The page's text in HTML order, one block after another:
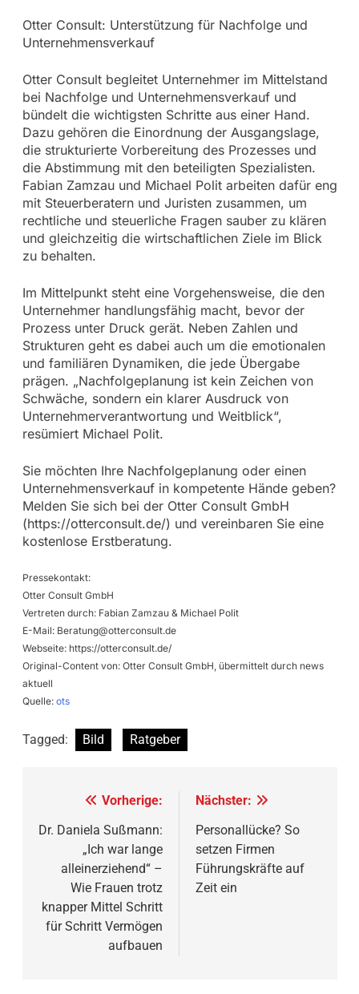
Otter Consult: Unterstützung für Nachfolge und
Unternehmensverkauf
Otter Consult begleitet Unternehmer im Mittelstand
bei Nachfolge und Unternehmensverkauf und
bündelt die wichtigsten Schritte aus einer Hand.
Dazu gehören die Einordnung der Ausgangslage,
die strukturierte Vorbereitung des Prozesses und
die Abstimmung mit den beteiligten Spezialisten.
Fabian Zamzau und Michael Polit arbeiten dafür eng
mit Steuerberatern und Juristen zusammen, um
rechtliche und steuerliche Fragen sauber zu klären
und gleichzeitig die wirtschaftlichen Ziele im Blick
zu behalten.
Im Mittelpunkt steht eine Vorgehensweise, die den
Unternehmer handlungsfähig macht, bevor der
Prozess unter Druck gerät. Neben Zahlen und
Strukturen geht es dabei auch um die emotionalen
und familiären Dynamiken, die jede Übergabe
prägen. „Nachfolgeplanung ist kein Zeichen von
Schwäche, sondern ein klarer Ausdruck von
Unternehmerverantwortung und Weitblick“,
resümiert Michael Polit.
Sie möchten Ihre Nachfolgeplanung oder einen
Unternehmensverkauf in kompetente Hände geben?
Melden Sie sich bei der Otter Consult GmbH
(https://otterconsult.de/) und vereinbaren Sie eine
kostenlose Erstberatung.
Pressekontakt:
Otter Consult GmbH
Vertreten durch: Fabian Zamzau & Michael Polit
E-Mail: Beratung@otterconsult.de
Webseite: https://otterconsult.de/
Original-Content von: Otter Consult GmbH, übermittelt durch news
aktuell
Quelle: ots
Tagged: Bild Ratgeber
Beitragsnavigation
Vorherige:
Dr. Daniela Sußmann:
„Ich war lange
alleinerziehend“ –
Wie Frauen trotz
knapper Mittel Schritt
für Schritt Vermögen
aufbauen
Nächster:
Personallücke? So
setzen Firmen
Führungskräfte auf
Zeit ein